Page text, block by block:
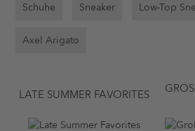
Schuhe Sneaker Low-Top
Axel Arigato
LATE SUMMER FAVORITES